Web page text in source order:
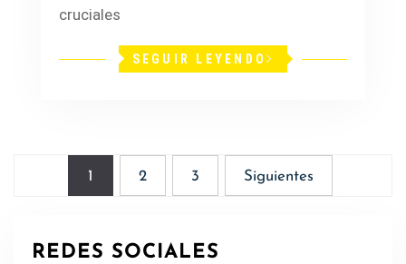
cruciales
SEGUIR LEYENDO
Paginación
1 2 3 Siguientes
REDES SOCIALES